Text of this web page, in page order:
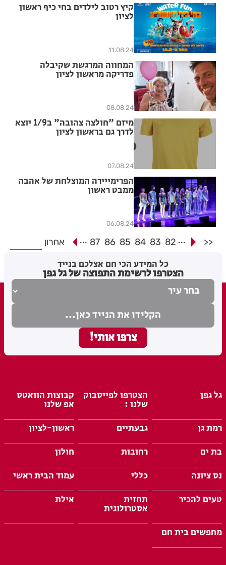
קיץ רטוב לילדים בחי כיף ראשון
לציון
11.08.24
המחווה המרגשת שקיבלה
פדריקה מראשון לציון
08.08.24
מיזם "חולצה צהובה" ב1/9 יוצא
לדרך גם בראשון לציון
07.08.24
הפרימייירה המוצלחת של אהבה
ממבט ראשון
06.08.24
<<
...
82
83
84
85
86
87
... אחרון
כל המידע הכי חם אצלכם בנייד
הצטרפו לרשימת התפוצה של גל גפן
גל גפן הצטרפו לפייסבוק
שלנו :
קבוצות הוואטס
אפ שלנו
רמת גן
גבעתיים
ראשון-לציון
בת ים
רחובות
חולון
נס ציונה
כללי
עמוד הבית ראשי
טעים להכיר
תחזית
אסטרולוגית
אילת
מחפשים בית חם